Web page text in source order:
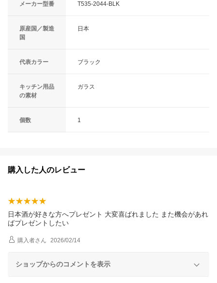
メーカー型番 T535-2044-BLK
原産国／製造
国
日本
代表カラー ブラック
キッチン用品
の素材
ガラス
個数 1
購入した人のレビュー
日本酒が好きな方へプレゼント 大変喜ばれました また機会があれ
ばプレゼントしたい
購入者さん 2026/02/14
ショップからのコメントを表示